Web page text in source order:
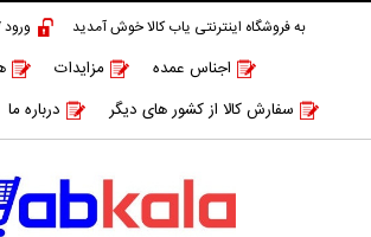
به فروشگاه اینترنتی یاب کالا خوش آمدید
اجناس عمده مزایدات
سفارش کالا از کشور های دیگر
درباره ما